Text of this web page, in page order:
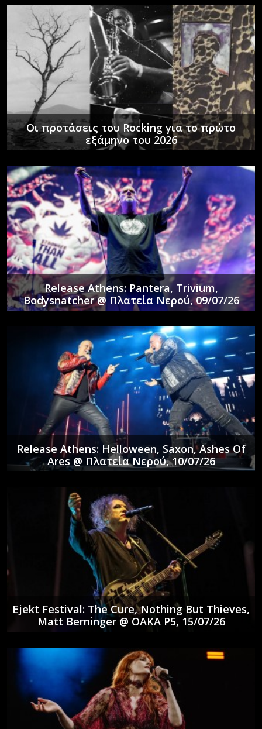
Οι προτάσεις του Rocking για το πρώτο
εξάμηνο του 2026
Release Athens: Pantera, Trivium,
Bodysnatcher @ Πλατεία Νερού, 09/07/26
Release Athens: Helloween, Saxon, Ashes Of
Ares @ Πλατεία Νερού, 10/07/26
Ejekt Festival: The Cure, Nothing But Thieves,
Matt Berninger @ ΟΑΚΑ P5, 15/07/26